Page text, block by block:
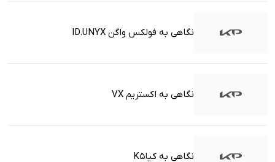
نگاهی به فولکس واگن ID.UNYX
نگاهی به اکستریم VX
نگاهی به کیاK5